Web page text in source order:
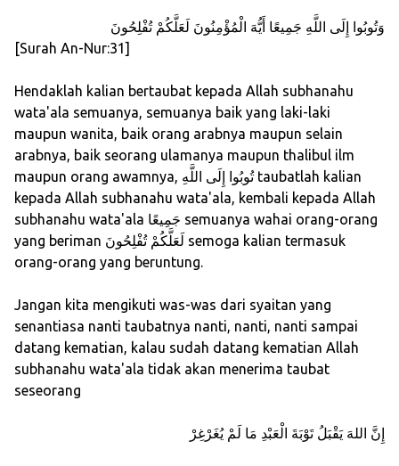
وَتُوبُوا إِلَى اللَّهِ جَمِيعًا أَيُّهَ الْمُؤْمِنُونَ لَعَلَّكُمْ تُفْلِحُونَ
[Surah An-Nur:31]
Hendaklah kalian bertaubat kepada Allah subhanahu
wata'ala semuanya, semuanya baik yang laki-laki
maupun wanita, baik orang arabnya maupun selain
arabnya, baik seorang ulamanya maupun thalibul ilm
maupun orang awamnya, تُوبُوا إِلَى اللَّهِ taubatlah kalian
kepada Allah subhanahu wata'ala, kembali kepada Allah
subhanahu wata'ala جَمِيعًا semuanya wahai orang-orang
yang beriman لَعَلَّكُمْ تُفْلِحُونَ semoga kalian termasuk
orang-orang yang beruntung.
Jangan kita mengikuti was-was dari syaitan yang
senantiasa nanti taubatnya nanti, nanti, nanti sampai
datang kematian, kalau sudah datang kematian Allah
subhanahu wata'ala tidak akan menerima taubat
seseorang
إِنَّ اللهَ يَقْبَلُ تَوْبَةَ الْعَبْدِ مَا لَمْ يُغَرْغِرْ